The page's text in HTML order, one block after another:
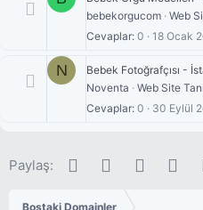
bebekorgucom Web
Cevaplar 0 18 Ocak
N
Bebek Fotoğrafçısı -
Noventa
Web Site
Cevaplar 0 30 Eylül
Paylaş: Facebook
Twitter
Boştaki Domainler